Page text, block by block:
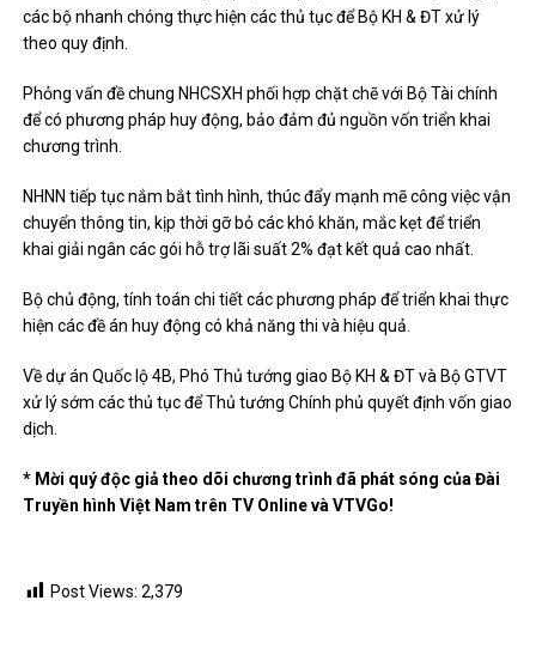
ĐT tổng hợp Chính phủ giao thức chính thức.
các bộ nhanh chóng thực hiện các thủ tục để Bộ KH & ĐT xử lý
theo quy định.
để có phương pháp huy động, bảo đảm đủ nguồn vốn triển khai
chương trình.
chuyển thông tin, kịp thời gỡ bỏ các khó khăn, mắc kẹt để triển
khai giải ngân các gói hỗ trợ lãi suất 2% đạt kết quả cao nhất.
Bộ chủ động, tính toán chi tiết các phương pháp để triển khai thực
hiện các đề án huy động có khả năng thi và hiệu quả.
xử lý sớm các thủ tục để Thủ tướng Chính phủ quyết định vốn giao
dịch.
Truyền hình Việt Nam trên TV Online và VTVGo!